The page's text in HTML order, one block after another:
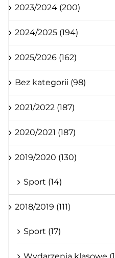
2023/2024 (200)
2024/2025 (194)
2025/2026 (162)
Bez kategorii (98)
2021/2022 (187)
2020/2021 (187)
2019/2020 (130)
Sport (14)
2018/2019 (111)
Sport (17)